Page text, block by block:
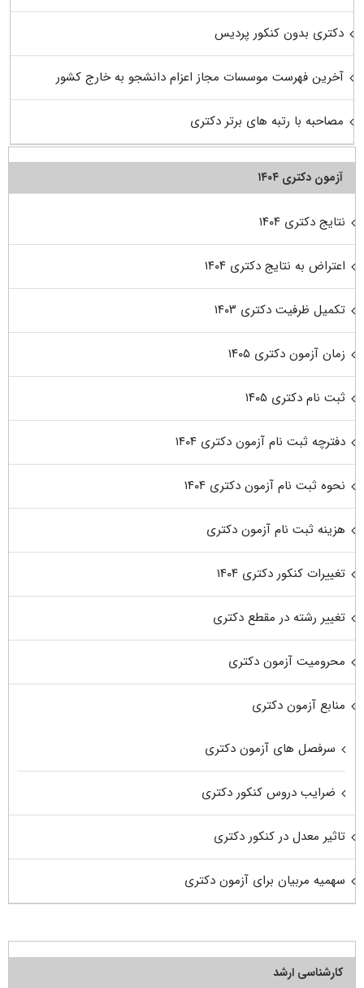
دکتری بدون کنکور پردیس
آخرین فهرست موسسات مجاز اعزام دانشجو به خارج کشور
مصاحبه با رتبه های برتر دکتری
آزمون دکتری ۱۴۰۴
نتایج دکتری ۱۴۰۴
اعتراض به نتایج دکتری ۱۴۰۴
تکمیل ظرفیت دکتری ۱۴۰۳
زمان آزمون دکتری ۱۴۰۵
ثبت نام دکتری ۱۴۰۵
دفترچه ثبت نام آزمون دکتری ۱۴۰۴
نحوه ثبت نام آزمون دکتری ۱۴۰۴
هزینه ثبت نام آزمون دکتری
تغییرات کنکور دکتری ۱۴۰۴
تغییر رشته در مقطع دکتری
محرومیت آزمون دکتری
منابع آزمون دکتری
سرفصل های آزمون دکتری
ضرایب دروس کنکور دکتری
تاثیر معدل در کنکور دکتری
سهمیه مربیان برای آزمون دکتری
کارشناسی ارشد